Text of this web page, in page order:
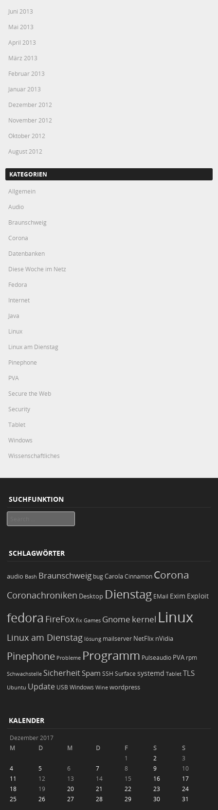
Juni 2013
Mai 2013
April 2013
März 2013
Februar 2013
Januar 2013
Dezember 2012
November 2012
Oktober 2012
August 2012
KATEGORIEN
Allgemein
Audio
Braunschweig
Corona
Datenbanken
Diese Woche im Netz
Fedora
Internet
Java
Linux
Linux am Dienstag
Pinephone
PVA
Secure the Web
Security
Tablet
Windows
Wissenschaftliches
SUCHFUNKTION
SCHLAGWÖRTER
audio Bash Braunschweig bugCarola Cinnamon Corona
Coronachroniken Desktop Dienstag EMail Exim Exploit
fedora FireFox fix Games Gnome kernel Linux
Linux am Dienstag lösung mailserver NetFlix nVidia
Pinephone Probleme Programm Pulseaudio PVA rpm
Schwachstelle Sicherheit Spam SSH Surface systemd Tablet TLS
Ubuntu Update USB Windows Wine wordpress
KALENDER
Dezember 2017
M
D M D F S
S
1
2
3
4
5 6 7 8 9
10
11
12 13 14 15 16
17
18
19 20 21 22 23
24
25
26 27 28 29 30 31